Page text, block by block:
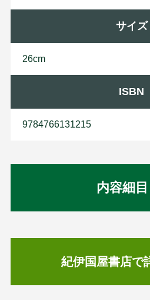
サイズ
26cm
ISBN
9784766131215
内容細目
紀伊国屋書店で